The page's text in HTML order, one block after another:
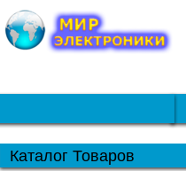
Каталог Товаров